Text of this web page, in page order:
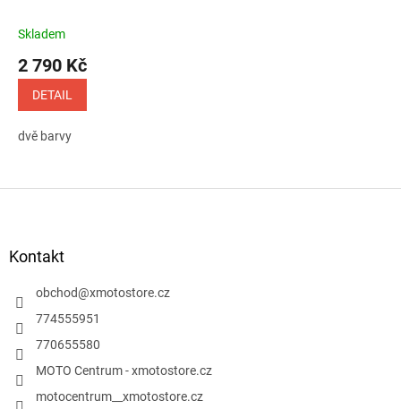
Skladem
2 790 Kč
DETAIL
dvě barvy
Kontakt
obchod@xmotostore.cz
774555951
770655580
MOTO Centrum - xmotostore.cz
motocentrum__xmotostore.cz